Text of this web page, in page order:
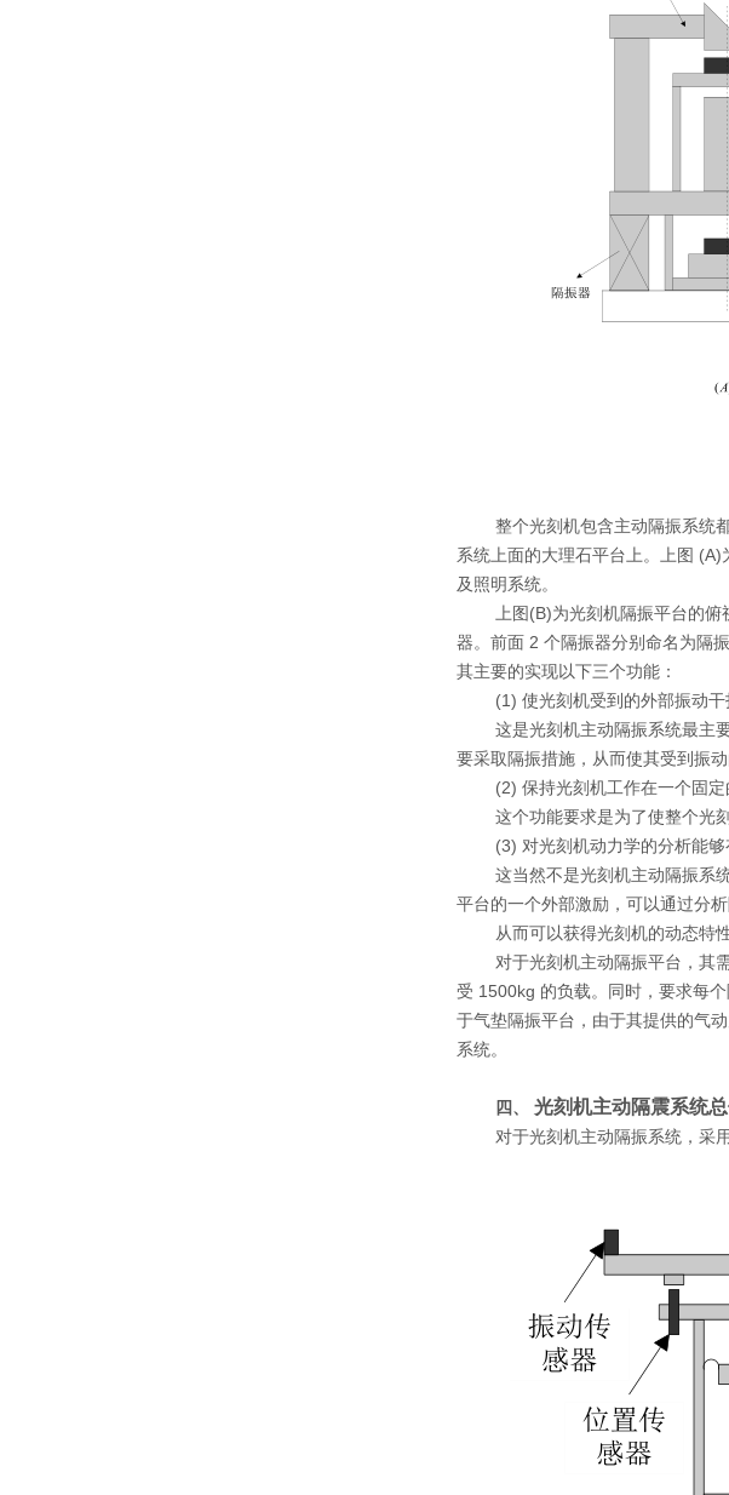
整个光刻机包含主动隔振系统
系统上面的大理石平台上。上图 (A)
及照明系统。
上图(B)为光刻机隔振平台的
器。前面 2 个隔振器分别命名为隔
其主要的实现以下三个功能：
(1) 使光刻机受到的外部振动
这是光刻机主动隔振系统最主
要采取隔振措施，从而使其受到振动
(2) 保持光刻机工作在一个固
这个功能要求是为了使整个光
(3) 对光刻机动力学的分析能够
这当然不是光刻机主动隔振系
平台的一个外部激励，可以通过分
从而可以获得光刻机的动态特
对于光刻机主动隔振平台，其
受 1500kg 的负载。同时，要求每
于气垫隔振平台，由于其提供的气
系统。
四、 光刻机主动隔震系统
对于光刻机主动隔振系统，采